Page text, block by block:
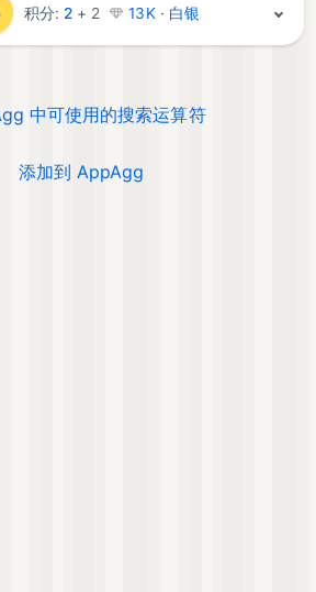
积分: 2+ 2 13K · 白银
中可使用的搜索运算符
添加到 AppAgg